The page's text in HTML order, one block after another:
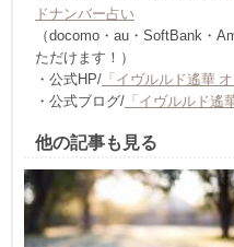
ドナンバー占い
（docomo・au・SoftBank・
ただけます！）
・公式HP/ 「イヴルルド遙華
・公式ブログ/ 「イヴルルド遙
他の記事も見る